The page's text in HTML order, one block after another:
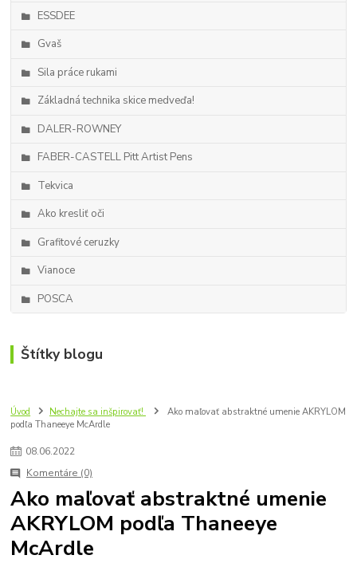
ESSDEE
Gvaš
Sila práce rukami
Základná technika skice medveďa!
DALER-ROWNEY
FABER-CASTELL Pitt Artist Pens
Tekvica
Ako kresliť oči
Grafitové ceruzky
Vianoce
POSCA
Štítky blogu
Úvod Nechajte sa inšpirovať!
Ako maľovať abstraktné umenie AKRYLOM
podľa Thaneeye McArdle
08.06.2022
Komentáre (0)
Ako maľovať abstraktné umenie
AKRYLOM podľa Thaneeye
McArdle